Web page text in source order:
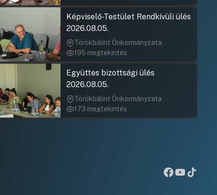
Képviselő-Testület Rendkívüli ülés
2026.08.05.
Törökbálint Önkormányzata
195 megtekintés
Együttes bizottsági ülés
2026.08.05.
Törökbálint Önkormányzata
173 megtekintés